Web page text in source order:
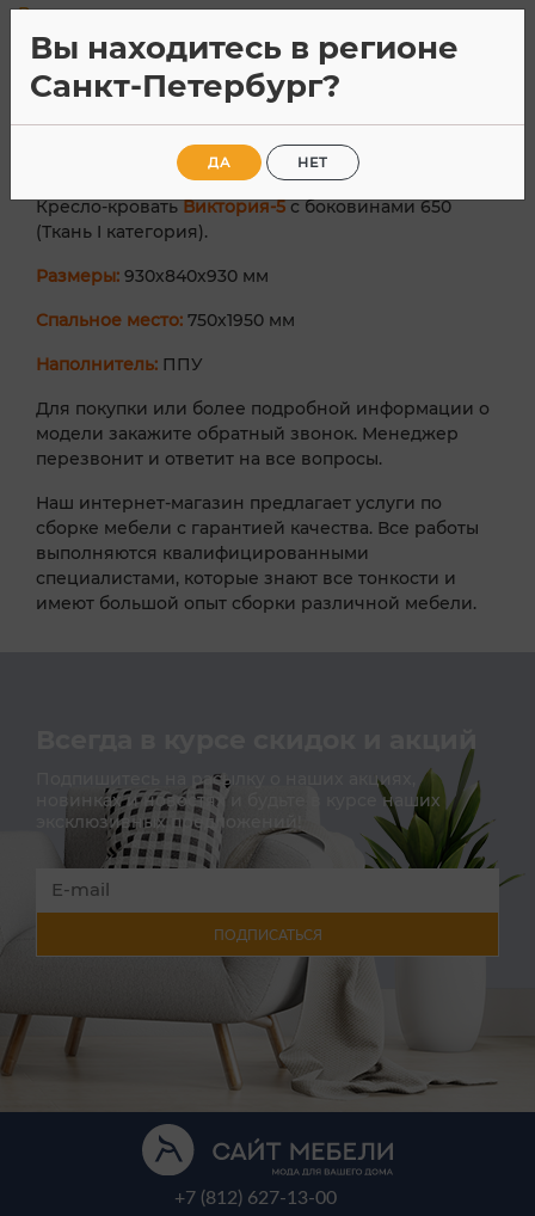
Все характеристики
Описание Характеристики
Кресло-кровать Виктория-5с боковинами 650
(Ткань I категория).
Размеры: 930х840х930 мм
Спальное место: 750х1950 мм
Наполнитель: ППУ
Для покупки или более подробной информации о
модели закажите обратный звонок. Менеджер
перезвонит и ответит на все вопросы.
Наш интернет-магазин предлагает услуги по
сборке мебели с гарантией качества. Все работы
выполняются квалифицированными
специалистами, которые знают все тонкости и
имеют большой опыт сборки различной мебели.
Всегда в курсе скидок и акций
Подпишитесь на расылку о наших акциях,
новинках и новостях и будьте в курсе наших
эксклюзивных предложений!
ПОДПИСАТЬСЯ
+7 (812) 627-13-00
Вы находитесь в регионе
Санкт-Петербург?
ДА НЕТ